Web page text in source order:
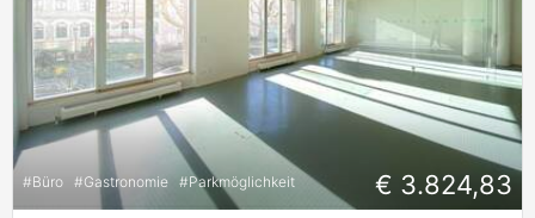
#Büro #Gastronomie #Parkmöglichkeit € 3.824,83